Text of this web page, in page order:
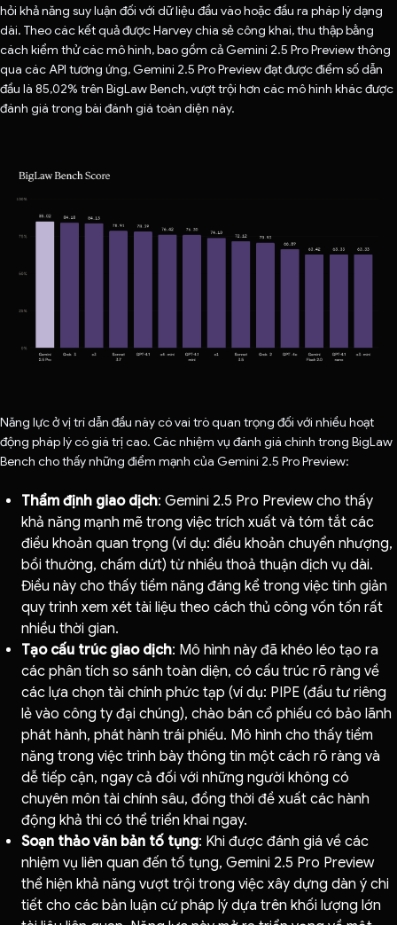
hỏi khả năng suy luận đối với dữ liệu đầu vào hoặc đầu ra pháp lý dạng
dài. Theo các kết quả được Harvey chia sẻ công khai, thu thập bằng
cách kiểm thử các mô hình, bao gồm cả Gemini 2.5 Pro Preview thông
qua các API tương ứng, Gemini 2.5 Pro Preview đạt được điểm số dẫn
đầu là 85,02% trên BigLaw Bench, vượt trội hơn các mô hình khác được
đánh giá trong bài đánh giá toàn diện này.
Năng lực ở vị trí dẫn đầu này có vai trò quan trọng đối với nhiều hoạt
động pháp lý có giá trị cao. Các nhiệm vụ đánh giá chính trong BigLaw
Bench cho thấy những điểm mạnh của Gemini 2.5 Pro Preview:
Thẩm định giao dịch: Gemini 2.5 Pro Preview cho thấy
khả năng mạnh mẽ trong việc trích xuất và tóm tắt các
điều khoản quan trọng (ví dụ: điều khoản chuyển nhượng,
bồi thường, chấm dứt) từ nhiều thoả thuận dịch vụ dài.
Điều này cho thấy tiềm năng đáng kể trong việc tinh giản
quy trình xem xét tài liệu theo cách thủ công vốn tốn rất
nhiều thời gian.
Tạo cấu trúc giao dịch: Mô hình này đã khéo léo tạo ra
các phân tích so sánh toàn diện, có cấu trúc rõ ràng về
các lựa chọn tài chính phức tạp (ví dụ: PIPE (đầu tư riêng
lẻ vào công ty đại chúng), chào bán cổ phiếu có bảo lãnh
phát hành, phát hành trái phiếu. Mô hình cho thấy tiềm
năng trong việc trình bày thông tin một cách rõ ràng và
dễ tiếp cận, ngay cả đối với những người không có
chuyên môn tài chính sâu, đồng thời đề xuất các hành
động khả thi có thể triển khai ngay.
Soạn thảo văn bản tố tụng: Khi được đánh giá về các
nhiệm vụ liên quan đến tố tụng, Gemini 2.5 Pro Preview
thể hiện khả năng vượt trội trong việc xây dựng dàn ý chi
tiết cho các bản luận cứ pháp lý dựa trên khối lượng lớn